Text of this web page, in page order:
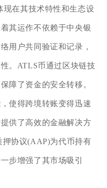
现在其技术特性和生态设
其运作不依赖于中央银
用户共同验证和记录，
。ATLS币通过区块链技
障了资金的安全转移。
使得跨境转账变得迅速
供了高效的金融解决方
协议(AAP)为代币持有
步增强了其市场吸引